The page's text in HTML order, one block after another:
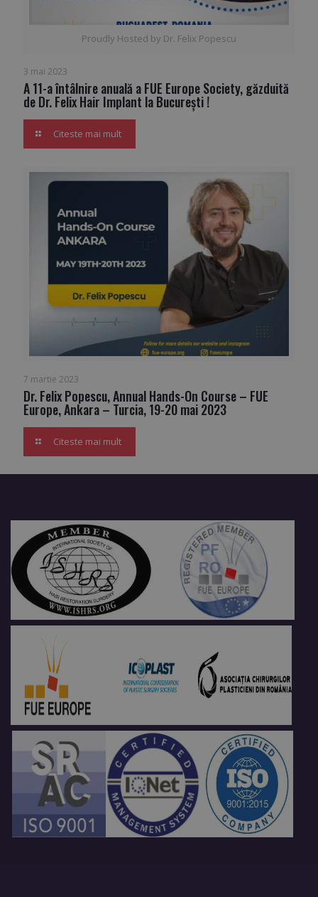
Proudly Hosted by Dr. Felix Popescu
3 mai 2023
A 11-a întâlnire anuală a FUE Europe Society, găzduită
de Dr. Felix Hair Implant la București !
Citeste mai mult
7 martie 2023
Dr. Felix Popescu, Annual Hands-On Course – FUE
Europe, Ankara – Turcia, 19-20 mai 2023
Citeste mai mult